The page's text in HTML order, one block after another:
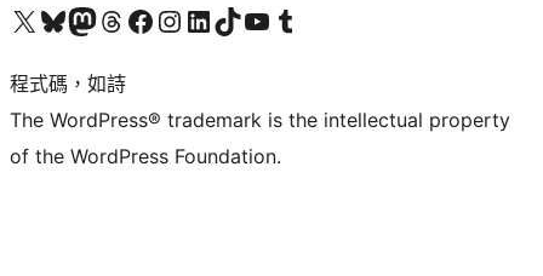
查看我們的 X (之前的 Twitter) 帳號造訪我們的 Bluesky 帳號造訪我們的 Mastodon 帳號造訪我們的 Threads 帳號 造訪我們的 Facebook 粉絲專頁Visit our Instagram account
Visit our LinkedIn account
造訪我們的 TikTok 帳號Visit our YouTube channel
造訪我們的 Tumblr 帳號
程式碼，如詩
The WordPress® trademark is the intellectual property
of the WordPress Foundation.